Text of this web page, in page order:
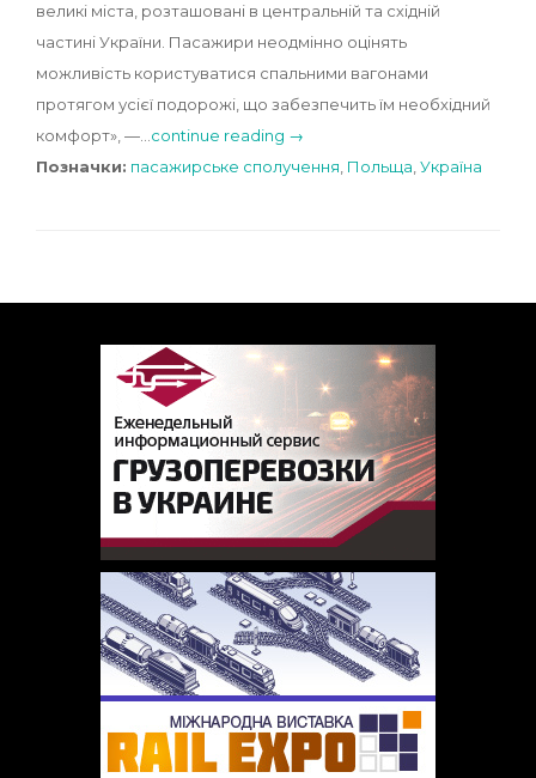
великі міста, розташовані в центральній та східній
частині України. Пасажири неодмінно оцінять
можливість користуватися спальними вагонами
протягом усієї подорожі, що забезпечить їм необхідний
комфорт», —… continue reading →
Позначки: пасажирське сполучення Польща Україна